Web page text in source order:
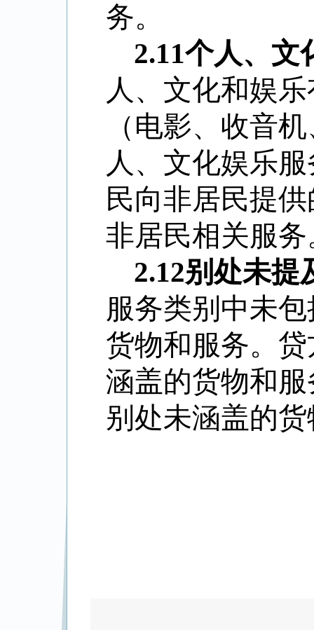
务。
2.11个人、文
人、文化和娱
（电影、收音
人、文化娱乐
民向非居民提
非居民相关服务
2.12别处未提
服务类别中未
货物和服务。
涵盖的货物和
别处未涵盖的